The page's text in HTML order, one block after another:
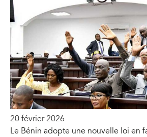
20 février 2026
Le Bénin adopte une nouvelle loi en